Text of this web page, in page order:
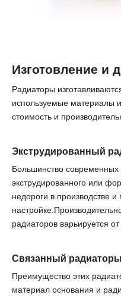
Изготовление и
Радиаторы
используемые материалы
стоимость и
Экструдированный
Большинство современных
экструдированного или
недороги в производстве и
радиаторов варьируется
Связанный радиаторы
Преимущество этих
материал основания и